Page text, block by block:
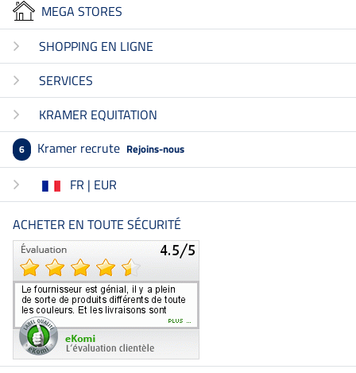
MEGA STORES
SHOPPING EN LIGNE
SERVICES
KRAMER EQUITATION
6 Kramer recrute Rejoins-nous
FR | EUR
ACHETER EN TOUTE SÉCURITÉ